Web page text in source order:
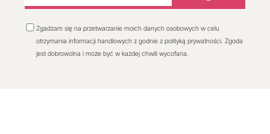
Zgadzam się na przetwarzanie moich danych osobowych w celu
otrzymania informacji handlowych z godnie z polityką prywatności. Zgoda
jest dobrowolna i może być w każdej chwili wycofana.